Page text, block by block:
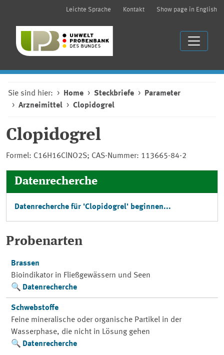
Leichte Sprache Kontakt Show page in English
Sie sind hier: Home Steckbriefe
Parameter
Arzneimittel
Clopidogrel
Clopidogrel
Formel: C16H16ClNO2S; CAS-Nummer: 113665-84-2
Datenrecherche
Datenrecherche für 'Clopidogrel' beginnen...
Probenarten
Brassen
Bioindikator in Fließgewässern und Seen
Datenrecherche
Schwebstoffe
Feine mineralische oder organische Partikel in der
Wasserphase, die nicht in Lösung gehen
Datenrecherche